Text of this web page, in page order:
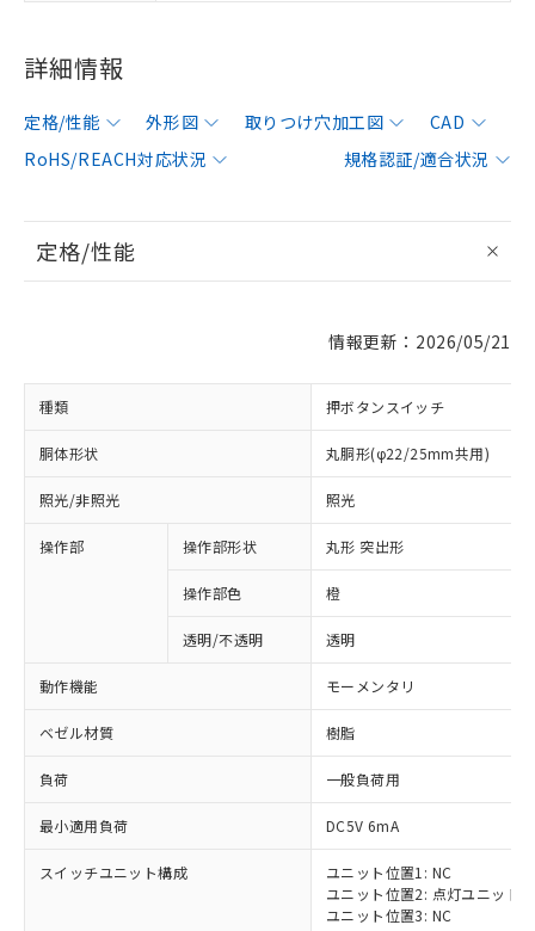
詳細情報
定格/性能 外形図 取りつけ穴加工図
CAD
RoHS/REACH対応状況
規格認証/適合状況
定格/性能
情報更新：2026/05/21
種類 押ボタンスイッチ
胴体形状 丸胴形(φ22/25mm共用)
照光/非照光 照光
操作部 操作部形状 丸形 突出形
操作部色 橙
透明/不透明 透明
動作機能 モーメンタリ
ベゼル材質 樹脂
負荷 一般負荷用
最小適用負荷 DC5V 6mA
スイッチユニット構成
ユニット位置1: NC
ユニット位置2: 点灯ユニット
ユニット位置3: NC